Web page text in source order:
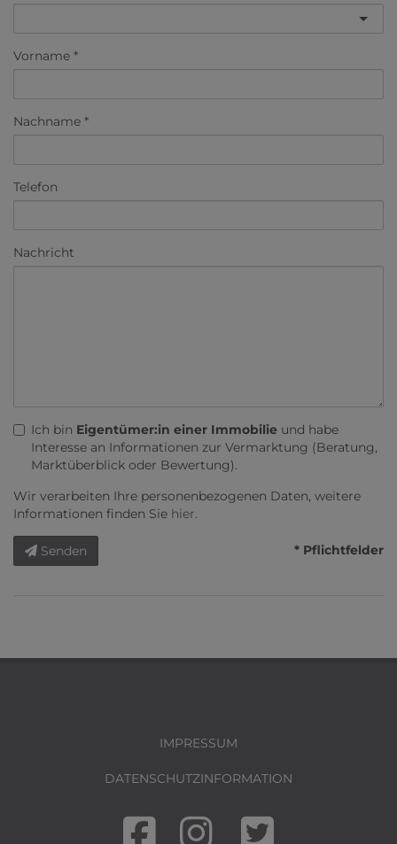
Vorname
Nachname
Telefon
Nachricht
Ich bin Eigentümer:in einer Immobilie und habe
Interesse an Informationen zur Vermarktung (Beratung,
Marktüberblick oder Bewertung).
Wir verarbeiten Ihre personenbezogenen Daten, weitere
Informationen finden Sie hier.
Senden * Pflichtfelder
IMPRESSUM
DATENSCHUTZINFORMATION